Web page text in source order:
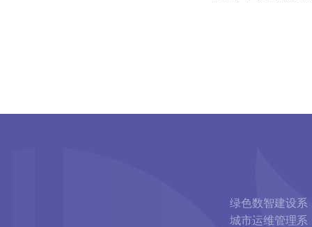
绿色数智建设系
城市运维管理系